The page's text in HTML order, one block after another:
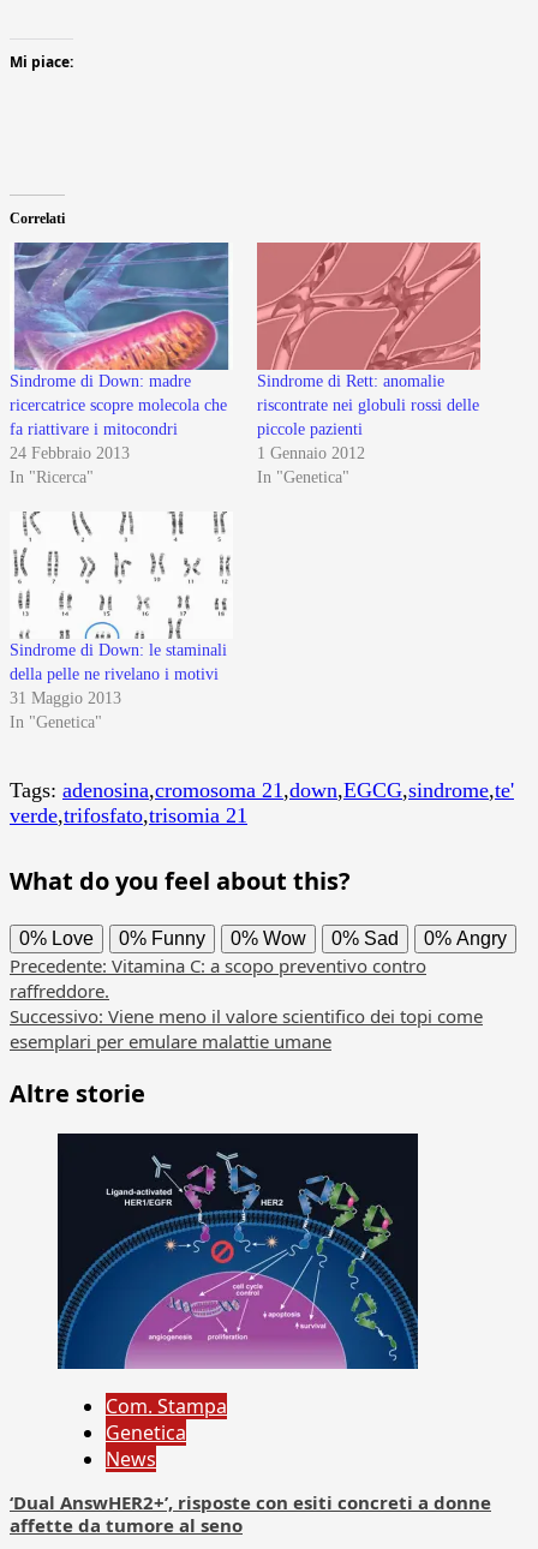
Mi piace:
Correlati
Sindrome di Down: madre
ricercatrice scopre molecola che
fa riattivare i mitocondri
24 Febbraio 2013
In "Ricerca"
Sindrome di Rett: anomalie
riscontrate nei globuli rossi delle
piccole pazienti
1 Gennaio 2012
In "Genetica"
Sindrome di Down: le staminali
della pelle ne rivelano i motivi
31 Maggio 2013
In "Genetica"
Tags: adenosina,cromosoma 21,down,EGCG,sindrome,te'
verde,trifosfato,trisomia 21
What do you feel about this?
0% Love 0% Funny 0% Wow 0% Sad 0% Angry
Navigazione
articolo
Precedente: Vitamina C: a scopo preventivo contro
raffreddore.
Successivo: Viene meno il valore scientifico dei topi come
esemplari per emulare malattie umane
Altre storie
Com. Stampa
Genetica
News
‘Dual AnswHER2+’, risposte con esiti concreti a donne
affette da tumore al seno